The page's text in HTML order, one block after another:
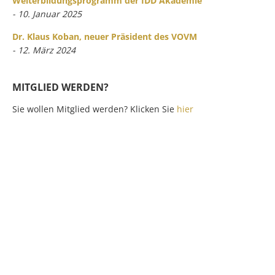
- 10. Januar 2025
Dr. Klaus Koban, neuer Präsident des VOVM
- 12. März 2024
MITGLIED WERDEN?
Sie wollen Mitglied werden? Klicken Sie hier